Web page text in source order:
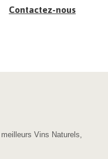
Contactez-nous
Vins Naturels,